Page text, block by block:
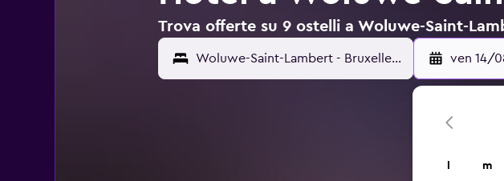
Trova offerte su 9 ostelli a Woluwe-Saint-
ven 14/
m